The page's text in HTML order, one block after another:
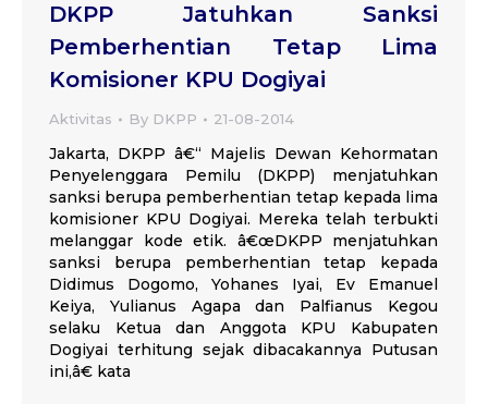
DKPP Jatuhkan Sanksi
Pemberhentian Tetap Lima
Komisioner KPU Dogiyai
Aktivitas By DKPP 21-08-2014
Jakarta, DKPP â€“ Majelis Dewan Kehormatan
Penyelenggara Pemilu (DKPP) menjatuhkan
sanksi berupa pemberhentian tetap kepada lima
komisioner KPU Dogiyai. Mereka telah terbukti
melanggar kode etik. â€œDKPP menjatuhkan
sanksi berupa pemberhentian tetap kepada
Didimus Dogomo, Yohanes Iyai, Ev Emanuel
Keiya, Yulianus Agapa dan Palfianus Kegou
selaku Ketua dan Anggota KPU Kabupaten
Dogiyai terhitung sejak dibacakannya Putusan
ini,â€ kata